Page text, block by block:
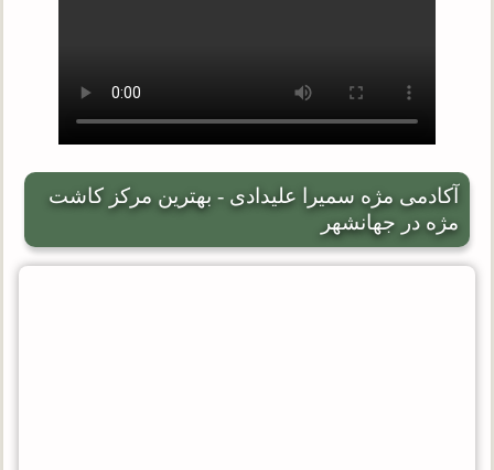
آکادمی مژه سمیرا علیدادی - بهترین مرکز کاشت
مژه در جهانشهر